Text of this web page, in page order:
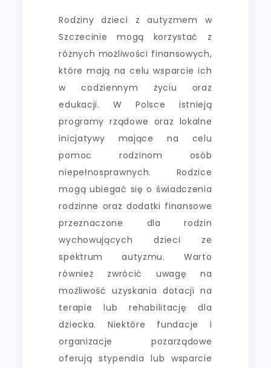
Rodziny dzieci z autyzmem w
Szczecinie mogą korzystać z
różnych możliwości finansowych,
które mają na celu wsparcie ich
w codziennym życiu oraz
edukacji. W Polsce istnieją
programy rządowe oraz lokalne
inicjatywy mające na celu
pomoc rodzinom osób
niepełnosprawnych. Rodzice
mogą ubiegać się o świadczenia
rodzinne oraz dodatki finansowe
przeznaczone dla rodzin
wychowujących dzieci ze
spektrum autyzmu. Warto
również zwrócić uwagę na
możliwość uzyskania dotacji na
terapie lub rehabilitację dla
dziecka. Niektóre fundacje i
organizacje pozarządowe
oferują stypendia lub wsparcie